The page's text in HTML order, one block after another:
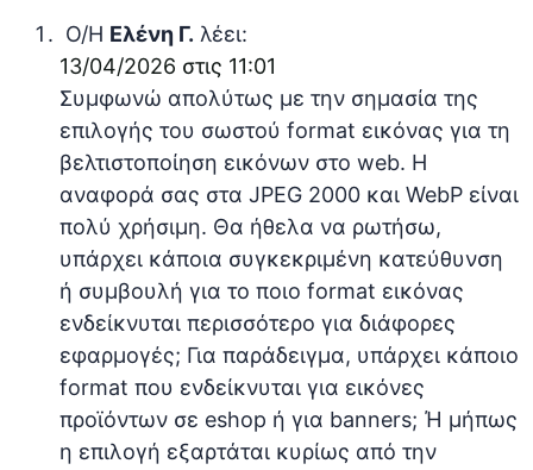
Ο/Η Ελένη Γ. λέει:
13/04/2026 στις 11:01
Συμφωνώ απολύτως με την σημασία της
επιλογής του σωστού format εικόνας για τη
βελτιστοποίηση εικόνων στο web. Η
αναφορά σας στα JPEG 2000 και WebP είναι
πολύ χρήσιμη. Θα ήθελα να ρωτήσω,
υπάρχει κάποια συγκεκριμένη κατεύθυνση
ή συμβουλή για το ποιο format εικόνας
ενδείκνυται περισσότερο για διάφορες
εφαρμογές; Για παράδειγμα, υπάρχει κάποιο
format που ενδείκνυται για εικόνες
προϊόντων σε eshop ή για banners; Ή μήπως
η επιλογή εξαρτάται κυρίως από την